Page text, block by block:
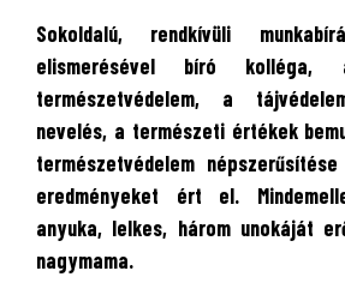
Sokoldalú, rendkívüli
elismerésével bíró
természetvédelem, a
nevelés, a természeti értékek
természetvédelem
eredményeket ért el.
anyuka, lelkes, három unokáját
nagymama.